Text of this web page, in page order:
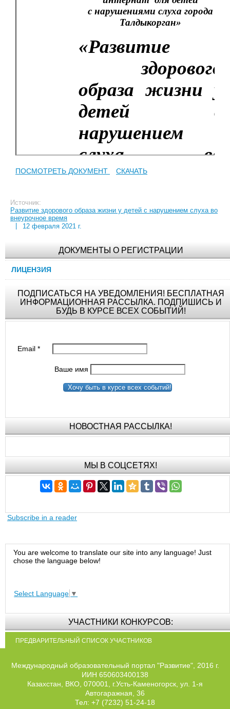
ПОСМОТРЕТЬ ДОКУМЕНТ СКАЧАТЬ
Источник:
Развитие здорового образа жизни у детей с нарушением слуха во
внеурочное время
12 февраля 2021 г.
ДОКУМЕНТЫ О РЕГИСТРАЦИИ
ЛИЦЕНЗИЯ
ПОДПИСАТЬСЯ НА УВЕДОМЛЕНИЯ! БЕСПЛАТНАЯ
ИНФОРМАЦИОННАЯ РАССЫЛКА. ПОДПИШИСЬ И
БУДЬ В КУРСЕ ВСЕХ СОБЫТИЙ!
Email*
Ваше имя
Хочу быть в курсе всех событий!
НОВОСТНАЯ РАССЫЛКА!
МЫ В СОЦСЕТЯХ!
Subscribe in a reader
You are welcome to translate our site into any language! Just
chose the language below!
Select Language ▼
УЧАСТНИКИ КОНКУРСОВ:
ПРЕДВАРИТЕЛЬНЫЙ СПИСОК УЧАСТНИКОВ
Международный образовательный портал "Развитие", 2016 г.
ИИН 650603400138
Казахстан, ВКО, 070001, г.Усть-Каменогорск, ул. 1-я
Автогаражная, 36
Тел: +7 (7232) 51-24-18